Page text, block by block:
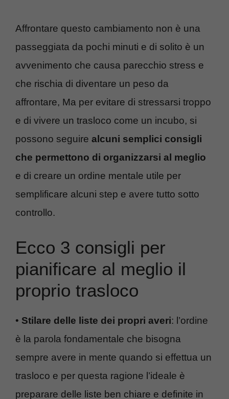
Affrontare questo cambiamento non è una
passeggiata da pochi minuti e di solito è un
avvenimento che causa parecchio stress e
che rischia di diventare un peso da
affrontare, Ma per evitare di stressarsi troppo
e di vivere un trasloco come un incubo, si
possono seguire alcuni semplici consigli
che permettono di organizzarsi al meglio
e di creare un ordine mentale utile per
semplificare alcuni step e avere tutto sotto
controllo.
Ecco 3 consigli per
pianificare al meglio il
proprio trasloco
• Stilare delle liste dei propri averi: l’ordine
è la parola fondamentale che bisogna
sempre avere in mente quando si effettua un
trasloco e per questa ragione l’ideale è
preparare delle liste ben chiare e definite in